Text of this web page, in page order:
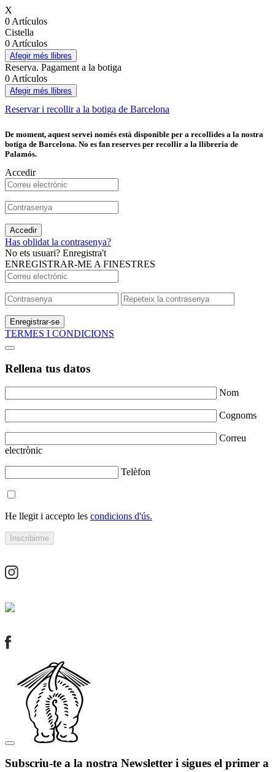
X
0 Artículos
Cistella
0 Artículos
Afegir més llibres
Reserva. Pagament a la botiga
0 Artículos
Afegir més llibres
Reservar i recollir a la botiga de Barcelona
De moment, aquest servei només està disponible per a recollides a la nostra
botiga de Barcelona. No es fan reserves per recollir a la llibreria de
Palamós.
Accedir
Accedir
Has oblidat la contrasenya?
No ets usuari? Enregistra't
ENREGISTRAR-ME A FINESTRES
Enregistrar-se
TERMES I CONDICIONS
Rellena tus datos
Nom
Cognoms
Correu
electrònic
Telèfon
He llegit i accepto les condicions d'ús.
Subscriu-te a la nostra Newsletter i sigues el primer a